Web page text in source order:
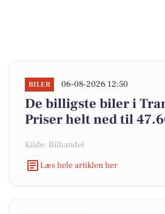
BILER 06-08-2026 12:50
De billigste biler i
Priser helt ned til
Kilde: Bilhandel
Læs hele artiklen her